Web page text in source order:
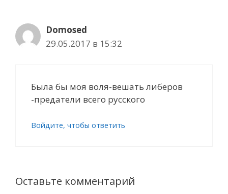
Domosed
29.05.2017 в 15:32
Была бы моя воля-вешать либеров
-предатели всего русского
Войдите, чтобы ответить
Оставьте комментарий